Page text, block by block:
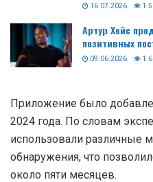
16.07.2026
Артур Хейс
позитивных
09.06.2026
Приложение было
2024 года. По словам
использовали различные
обнаружения, что
около пяти месяцев.